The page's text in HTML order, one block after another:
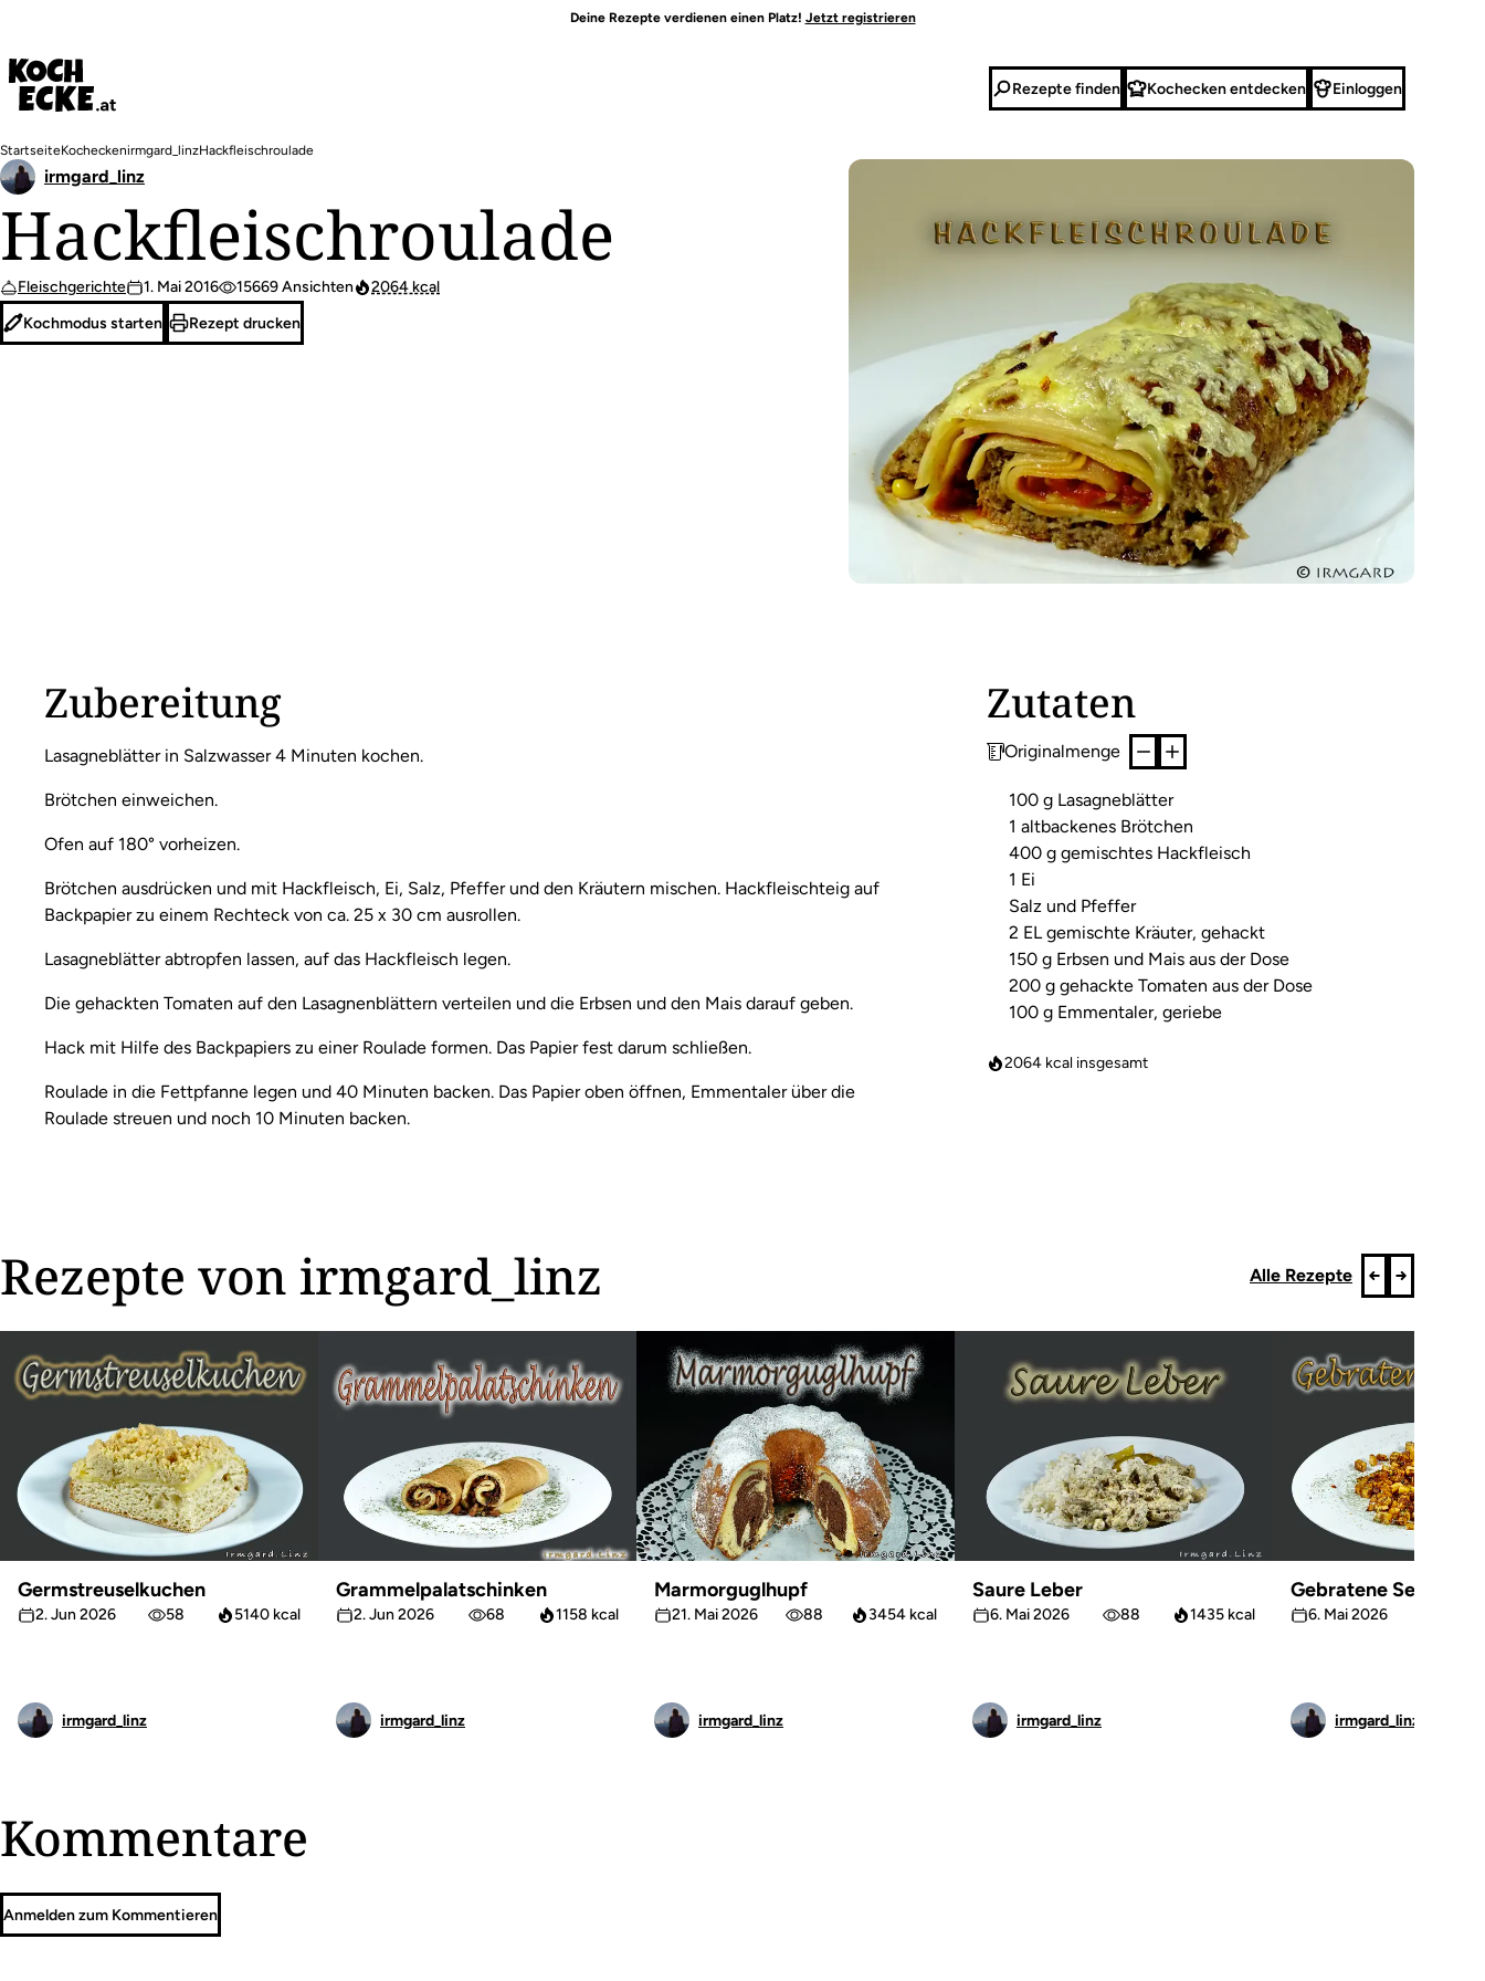
Inhalt
Deine Rezepte verdienen einen Platz! Jetzt registrieren
Rezepte finden Kochecken entdecken Einloggen
Pfadnavigation
StartseiteKocheckenirmgard_linzHackfleischroulade
Hackfleischroulade
Fleischgerichte 1. Mai 2016 15669 Ansichten 2064 kcal
irmgard_linz
Kochmodus starten Rezept drucken
Zubereitung
Lasagneblätter in Salzwasser 4 Minuten kochen.
Brötchen einweichen.
Ofen auf 180° vorheizen.
Brötchen ausdrücken und mit Hackfleisch, Ei, Salz, Pfeffer und den Kräutern mischen. Hackfleischteig auf
Backpapier zu einem Rechteck von ca. 25 x 30 cm ausrollen.
Lasagneblätter abtropfen lassen, auf das Hackfleisch legen.
Die gehackten Tomaten auf den Lasagnenblättern verteilen und die Erbsen und den Mais darauf geben.
Hack mit Hilfe des Backpapiers zu einer Roulade formen. Das Papier fest darum schließen.
Roulade in die Fettpfanne legen und 40 Minuten backen. Das Papier oben öffnen, Emmentaler über die
Roulade streuen und noch 10 Minuten backen.
Zutaten
Originalmenge
100 g Lasagneblätter
1 altbackenes Brötchen
400 g gemischtes Hackfleisch
1 Ei
Salz und Pfeffer
2 EL gemischte Kräuter, gehackt
150 g Erbsen und Mais aus der Dose
200 g gehackte Tomaten aus der Dose
100 g Emmentaler, geriebe
2064 kcal insgesamt
Rezepte von irmgard_linz Alle Rezepte
Germstreuselkuchen
2. Jun 2026 58 5140 kcal
irmgard_linz
Grammelpalatschinken
2. Jun 2026 68 1158 kcal
irmgard_linz
Marmorguglhupf
21. Mai 2026 88 3454 kcal
irmgard_linz
Saure Leber
6. Mai 2026 88 1435 kcal
irmgard_linz
Gebratene Sellerie
6. Mai 2026
irmgard_linz
Kommentare
Anmelden zum Kommentieren